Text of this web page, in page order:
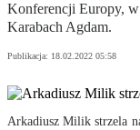
Konferencji Europy,
Karabach Agdam.
Publikacja: 18.02.2022 05:58
Arkadiusz Milik strzela